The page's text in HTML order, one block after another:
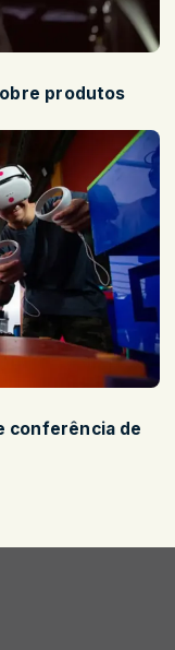
produtos
conferência de